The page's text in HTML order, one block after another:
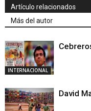
Artículo relacionados
Más del autor
INTERNACIONAL
David